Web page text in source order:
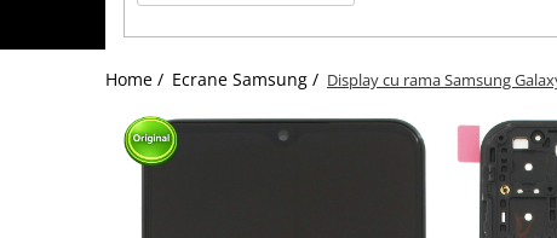
tableta
Ecrane iPhone
Ecrane Huawei / Honor
Ecrane Xiaomi / Redmi
Home / Ecrane Samsung / Display cu rama Samsung